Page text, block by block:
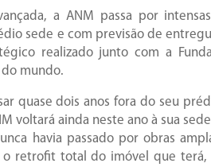
a ANM passa por
sede e com previsão de
realizado junto com a
mundo.
quase dois anos fora do seu
voltará ainda neste ano à sua
havia passado por obras
retrofit total do imóvel que terá,